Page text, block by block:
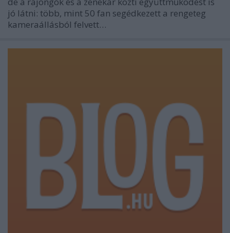
jó látni: több, mint 50 fan segédkezett a rengeteg
kameraállásból felvett…